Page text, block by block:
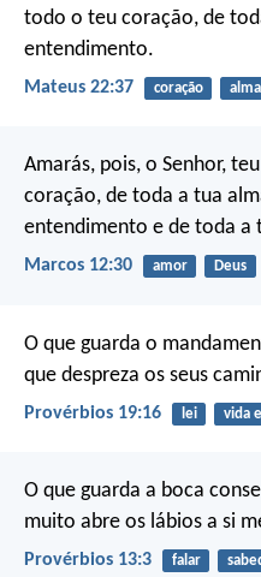
todo o teu coração, de
entendimento.
Mateus 22:37 coração alma
Amarás, pois, o Senhor,
coração, de toda a tua
entendimento e de toda a
Marcos 12:30 amor Deus
O que guarda o
que despreza os seus
Provérbios 19:16 lei vida
O que guarda a boca
muito abre os lábios a si
Provérbios 13:3 falar